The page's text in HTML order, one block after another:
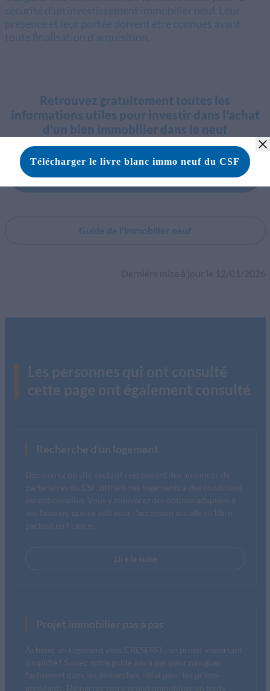
Retrouvez gratuitement toutes les
informations utiles pour investir dans l'achat
d'un bien immobilier dans le neuf
Télécharger le livre blanc pour tout
comprendre sur l’immobilier neuf
Guide de l'immobilier neuf
Les personnes qui ont consulté
cette page ont également consulté
Recherche d'un logement
Découvrez un site exclusif regroupant des annonces de
partenaires du CSF, offrant des logements à des conditions
exceptionnelles. Vous y trouverez des options adaptées à
vos besoins, que ce soit pour l'accession sociale ou libre,
partout en France.
Lire la suite
Projet immobilier pas à pas
Acheter un logement avec CRESERFI : un projet important
simplifié ! Suivez notre guide pas à pas pour naviguer
facilement dans les démarches, idéal pour les primo-
accédants. Démarrez votre projet immobilier en toute